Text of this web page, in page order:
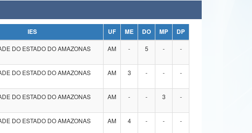
IES UF ME DO MP
DP
DO ESTADO DO AMAZONAS
AM - 5 - -
DO ESTADO DO AMAZONAS
AM 3 - - -
DO ESTADO DO AMAZONAS
AM - - 3 -
DO ESTADO DO AMAZONAS
AM 4 - - -